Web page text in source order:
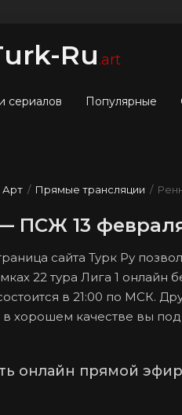
Ru.art
сериалов Популярные
Арт / Прямые трансляции /
ПСЖ 13
сайта Турк Ру
22 тура Лига 1 онлайн
в 21:00 по МСК.
в хорошем качестве вы
онлайн прямой